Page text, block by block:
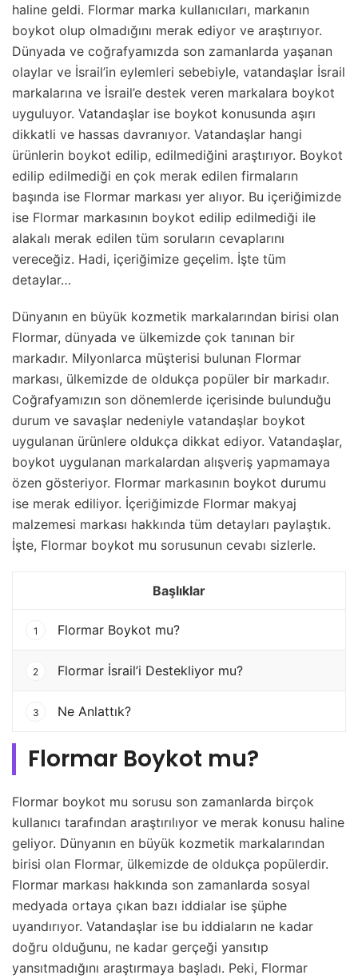
haline geldi. Flormar marka kullanıcıları, markanın
boykot olup olmadığını merak ediyor ve araştırıyor.
Dünyada ve coğrafyamızda son zamanlarda yaşanan
olaylar ve İsrail’in eylemleri sebebiyle, vatandaşlar İsrail
markalarına ve İsrail’e destek veren markalara boykot
uyguluyor. Vatandaşlar ise boykot konusunda aşırı
dikkatli ve hassas davranıyor. Vatandaşlar hangi
ürünlerin boykot edilip, edilmediğini araştırıyor. Boykot
edilip edilmediği en çok merak edilen firmaların
başında ise Flormar markası yer alıyor. Bu içeriğimizde
ise Flormar markasının boykot edilip edilmediği ile
alakalı merak edilen tüm soruların cevaplarını
vereceğiz. Hadi, içeriğimize geçelim. İşte tüm
detaylar…
Dünyanın en büyük kozmetik markalarından birisi olan
Flormar, dünyada ve ülkemizde çok tanınan bir
markadır. Milyonlarca müşterisi bulunan Flormar
markası, ülkemizde de oldukça popüler bir markadır.
Coğrafyamızın son dönemlerde içerisinde bulunduğu
durum ve savaşlar nedeniyle vatandaşlar boykot
uygulanan ürünlere oldukça dikkat ediyor. Vatandaşlar,
boykot uygulanan markalardan alışveriş yapmamaya
özen gösteriyor. Flormar markasının boykot durumu
ise merak ediliyor. İçeriğimizde Flormar makyaj
malzemesi markası hakkında tüm detayları paylaştık.
İşte, Flormar boykot mu sorusunun cevabı sizlerle.
Başlıklar
1 Flormar Boykot mu?
2 Flormar İsrail’i Destekliyor mu?
3 Ne Anlattık?
Flormar Boykot mu?
Flormar boykot mu sorusu son zamanlarda birçok
kullanıcı tarafından araştırılıyor ve merak konusu haline
geliyor. Dünyanın en büyük kozmetik markalarından
birisi olan Flormar, ülkemizde de oldukça popülerdir.
Flormar markası hakkında son zamanlarda sosyal
medyada ortaya çıkan bazı iddialar ise şüphe
uyandırıyor. Vatandaşlar ise bu iddiaların ne kadar
doğru olduğunu, ne kadar gerçeği yansıtıp
yansıtmadığını araştırmaya başladı. Peki, Flormar